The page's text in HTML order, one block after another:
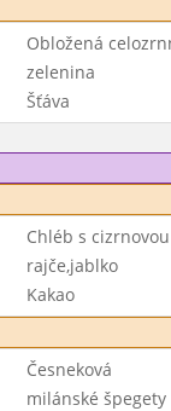
Obložená
zelenina
Šťáva
Chléb s
rajče,jablko
Kakao
Česneková
milánské